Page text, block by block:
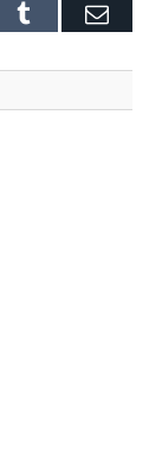
Tumblr E-